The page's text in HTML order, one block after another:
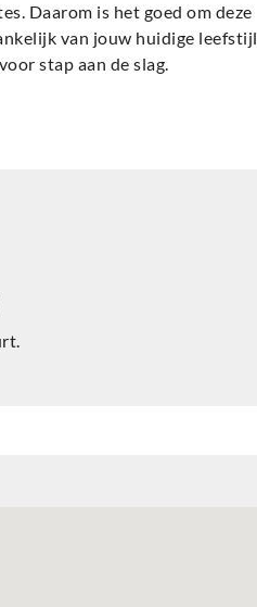
Daarom is het goed om deze
van jouw huidige leefstijl
stap aan de slag.